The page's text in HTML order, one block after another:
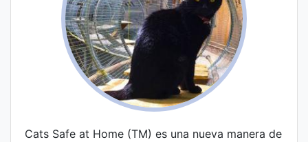
Cats Safe at Home (TM) es una nueva manera de